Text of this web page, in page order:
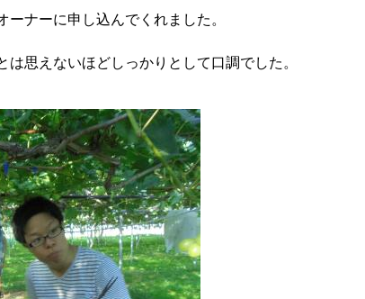
ナーに申し込んでくれました。
思えないほどしっかりとして口調でした。